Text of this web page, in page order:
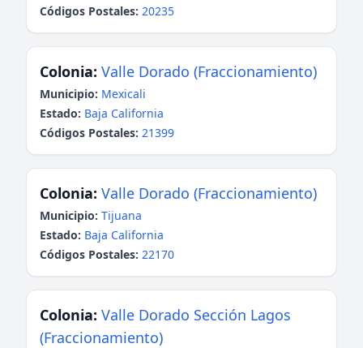
Códigos Postales: 20235
Colonia: Valle Dorado (Fraccionamiento)
Municipio: Mexicali
Estado: Baja California
Códigos Postales: 21399
Colonia: Valle Dorado (Fraccionamiento)
Municipio: Tijuana
Estado: Baja California
Códigos Postales: 22170
Colonia: Valle Dorado Sección Lagos
(Fraccionamiento)